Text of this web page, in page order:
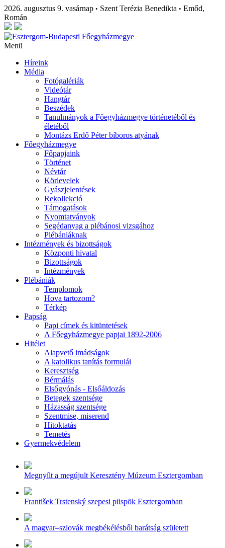
2026. augusztus 9. vasárnap • Szent Terézia Benedikta • Emőd,
Román
Menü
Híreink
Média
Fotógalériák
Videótár
Hangtár
Beszédek
Tanulmányok a Főegyházmegye történetéből és
életéből
Montázs Erdő Péter bíboros atyának
Főegyházmegye
Főpapjaink
Történet
Névtár
Körlevelek
Gyászjelentések
Rekollekció
Támogatások
Nyomtatványok
Segédanyag a plébánosi vizsgához
Plébániáknak
Intézmények és bizottságok
Központi hivatal
Bizottságok
Intézmények
Plébániák
Templomok
Hova tartozom?
Térkép
Papság
Papi címek és kitüntetések
A Főegyházmegye papjai 1892-2006
Hitélet
Alapvető imádságok
A katolikus tanítás formulái
Keresztség
Bérmálás
Elsőgyónás - Elsőáldozás
Betegek szentsége
Házasság szentsége
Szentmise, miserend
Hitoktatás
Temetés
Gyermekvédelem
Megnyílt a megújult Keresztény Múzeum Esztergomban
František Trstenský szepesi püspök Esztergomban
A magyar–szlovák megbékélésből barátság született